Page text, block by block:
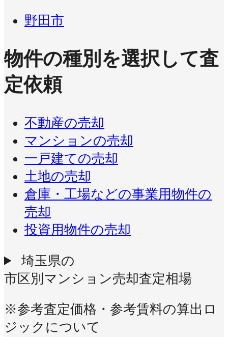
野田市
物件の種別を選択して査
定依頼
不動産の売却
マンションの売却
一戸建ての売却
土地の売却
倉庫・工場などの事業用物件の
売却
投資用物件の売却
埼玉県の
市区別マンション売却査定相場
※参考査定価格・参考賃料の算出ロ
ジックについて